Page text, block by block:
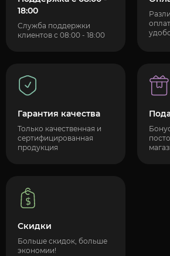
18:00
Служба поддержки
клиентов с 08:00 - 18:00
Гарантия качества
Только качественная и
сертифицированная
продукция
Скидки
Больше скидок, больше
экономии!